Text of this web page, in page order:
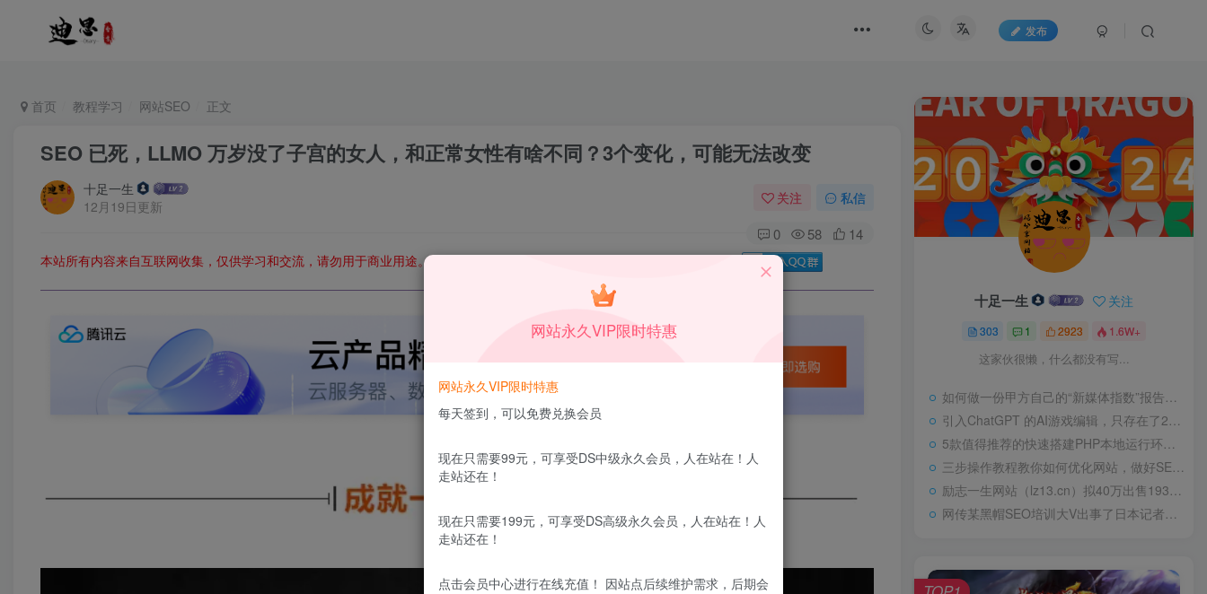
发布
首页 教程学习 网站SEO 正文
SEO 已死，LLMO 万岁没了子宫的女人，和正常女性有啥不同？3个变化，可能无法改变
十足一生
12月19日更新
关注 私信
0 58 14
本站所有内容来自互联网收集，仅供学习和交流，请勿用于商业用途。如有侵权、不妥之处，请第一时间联系我们删除！Q群：
十足一生 关注
303 1 2923 1.6W+
这家伙很懒，什么都没有写...
如何做一份甲方自己的“新媒体指数”报告？试试“3-10模型”又一领土回归中国版图，面积4.7平方千米，五处竖界碑宣告主权
引入ChatGPT 的AI游戏编辑，只存在了24小时高中“0分”试卷火了，阅卷老师气得直跳脚，美术老师却谄媚一笑
5款值得推荐的快速搭建PHP本地运行环境Web工具包天下第一淫棍，设计玷污60位女艺人被判入狱29年，仍飞扬跋扈
三步操作教程教你如何优化网站，做好SEO优化
励志一生网站（lz13.cn）拟40万出售1934年，林徽因在耀州城门外，罕见留影，依旧容颜美丽，身姿轻盈
网传某黑帽SEO培训大V出事了日本记者：北方四岛属于哪国？中方的巧妙回答令对方如芒刺背
网站永久VIP限时特惠
网站永久VIP限时特惠
每天签到，可以免费兑换会员
现在只需要99元，可享受DS中级永久会员，人在站在！人
走站还在！
现在只需要199元，可享受DS高级永久会员，人在站在！人
走站还在！
点击会员中心进行在线充值！ 因站点后续维护需求，后期会